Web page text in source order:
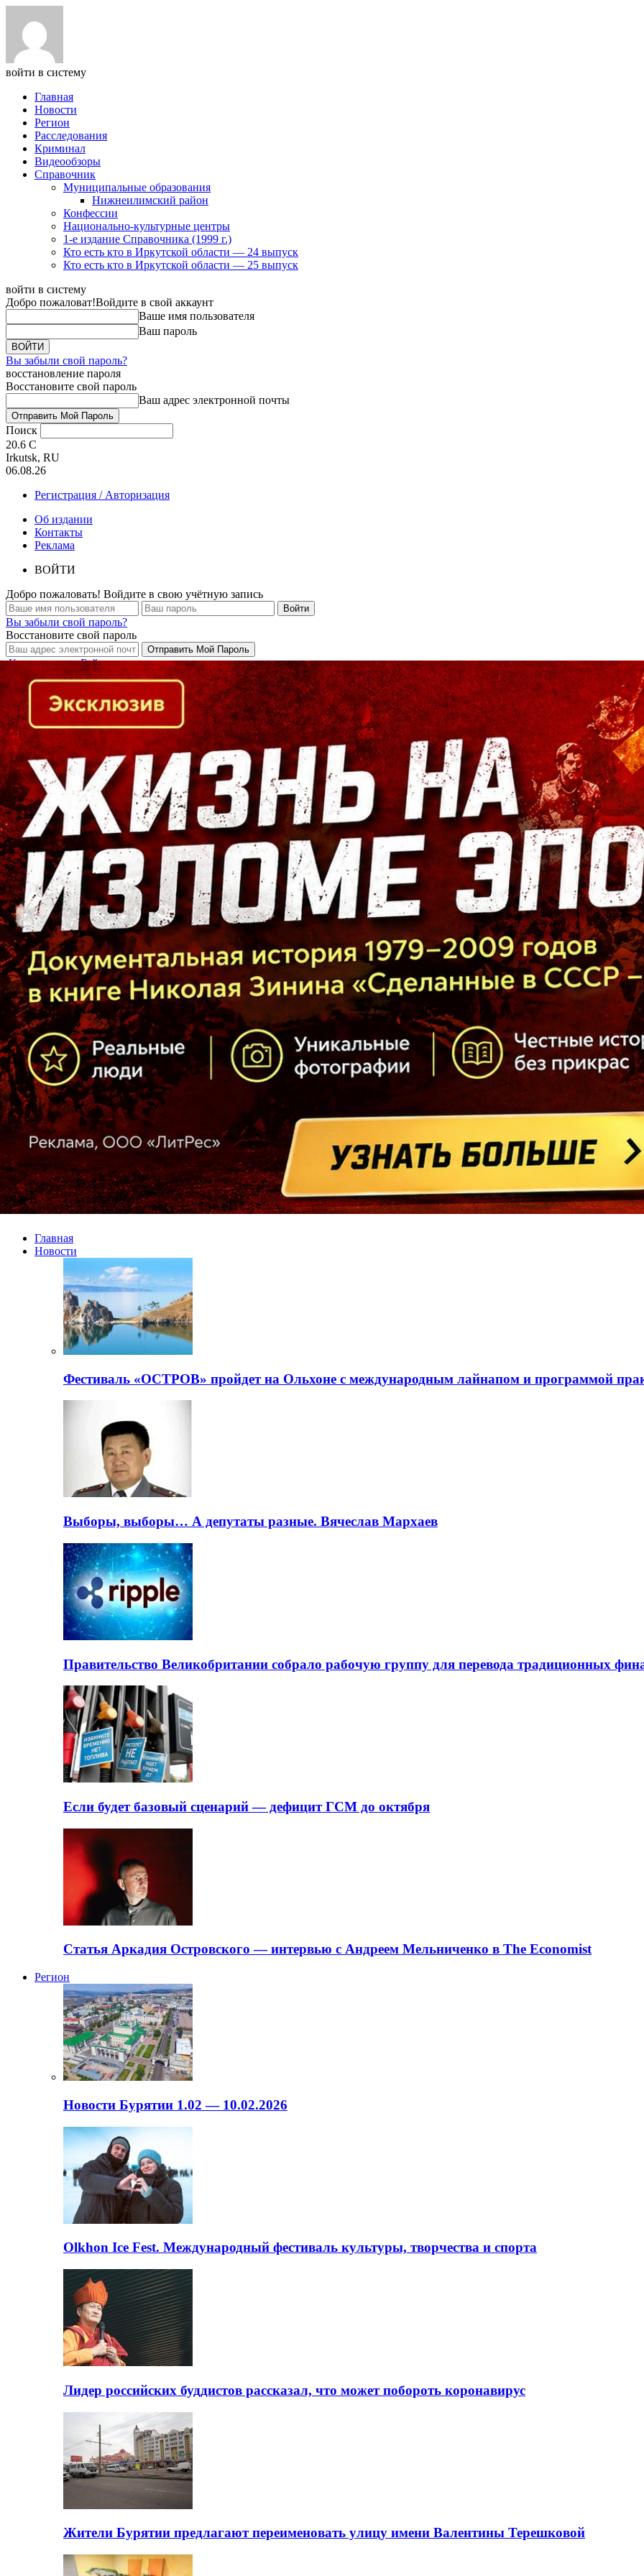
войти в систему
Главная
Новости
Регион
Расследования
Криминал
Видеообзоры
Справочник
Муниципальные образования
Нижнеилимский район
Конфессии
Национально-культурные центры
1-е издание Справочника (1999 г.)
Кто есть кто в Иркутской области — 24 выпуск
Кто есть кто в Иркутской области — 25 выпуск
войти в систему
Добро пожаловат!Войдите в свой аккаунт
Ваше имя пользователя
Ваш пароль
Вы забыли свой пароль?
восстановление пароля
Восстановите свой пароль
Ваш адрес электронной почты
Поиск
20.6 C
Irkutsk, RU
06.08.26
Регистрация / Авторизация
Об издании
Контакты
Реклама
ВОЙТИ
Добро пожаловать! Войдите в свою учётную запись
Вы забыли свой пароль?
Восстановите свой пароль
Кто есть кто в Байкальском регионе
Главная
Новости
Фестиваль «ОСТРОВ» пройдет на Ольхоне с международным лайнапом и программой
Выборы, выборы… А депутаты разные. Вячеслав Мархаев
Правительство Великобритании собрало рабочую группу для перевода традиционных
Если будет базовый сценарий — дефицит ГСМ до октября
Статья Аркадия Островского — интервью с Андреем Мельниченко в The Economist
Регион
Новости Бурятии 1.02 — 10.02.2026
Olkhon Ice Fest. Международный фестиваль культуры, творчества и спорта
Лидер российских буддистов рассказал, что может побороть коронавирус
Жители Бурятии предлагают переименовать улицу имени Валентины Терешковой